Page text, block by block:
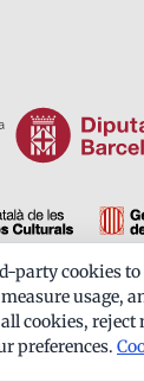
party cookies to
usage,
cookies,
preferences.